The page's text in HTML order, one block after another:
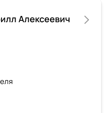
Алексеевич